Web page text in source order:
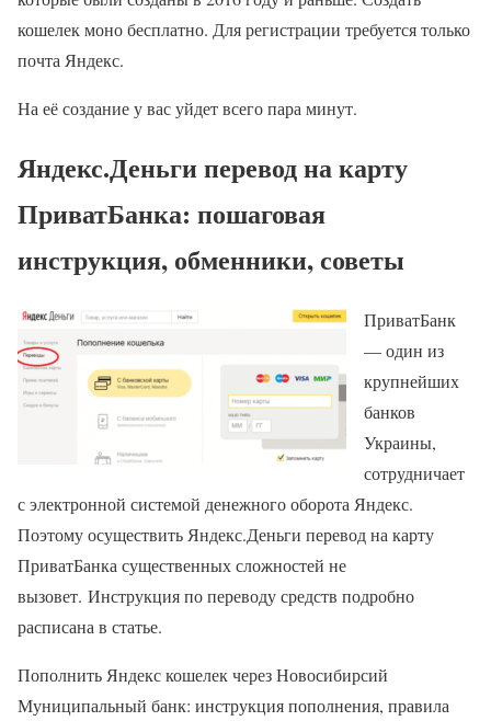
кошелек моно бесплатно. Для регистрации требуется только
почта Яндекс.
На её создание у вас уйдет всего пара минут.
Яндекс.Деньги перевод на карту
ПриватБанка: пошаговая
инструкция, обменники, советы
ПриватБанк
— один из
крупнейших
банков
Украины,
сотрудничает
с электронной системой денежного оборота Яндекс.
Поэтому осуществить Яндекс.Деньги перевод на карту
ПриватБанка существенных сложностей не
вызовет. Инструкция по переводу средств подробно
расписана в статье.
Пополнить Яндекс кошелек через Новосибирсий
Муниципальный банк: инструкция пополнения, правила